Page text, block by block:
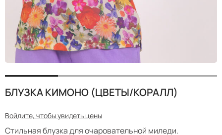
БЛУЗКА КИМОНО (ЦВЕТЫ/КОРАЛЛ)
Войдите, чтобы увидеть цены
Стильная блузка для очаровательной миледи.